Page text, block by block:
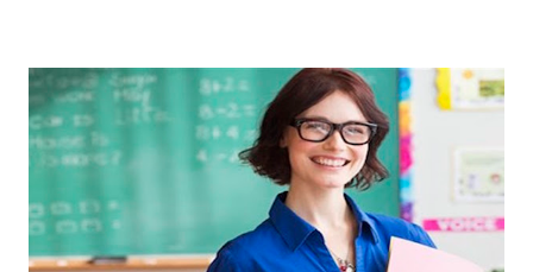
sempre as intervenções feitas para ações apresentadas,
isso ressalta trabalho. SUGESTÕES DE PALAVRAS E
EXPRESSÕES PARA USO EM RELATÓRIOS Você pensa Você
escreve O aluno não sabe O aluno não adquiriu os
conceitos, está em fase de aprendizado. Não tem limites
Apresenta dificuldades de auto-regulação, pois… É nervoso